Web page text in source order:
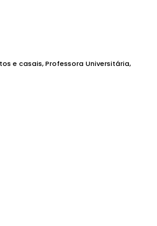
e casais, Professora Universitária,